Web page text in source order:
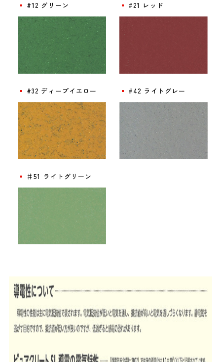
#12 グリーン #21 レッド
#32 ディープイエロー #42 ライトグレー
♯51 ライトグリーン